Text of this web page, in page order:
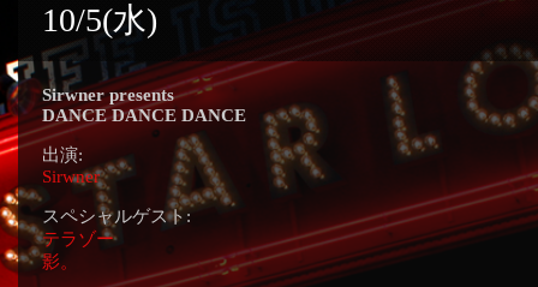
10/5(水)
Sirwner presents
DANCE DANCE DANCE
出演:
Sirwner
スペシャルゲスト:
テラゾー
影。